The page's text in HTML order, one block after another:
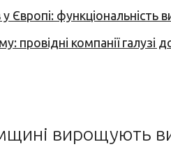
Європі: функціональність
провідні компанії галузі
вирощують